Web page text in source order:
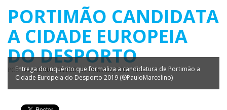
PORTIMÃO CANDIDATA
A CIDADE EUROPEIA
DO DESPORTO
PORPAULO MARCELINOEM25 MAIO, 2017 - 19:51
Entrega do inquérito que formaliza a candidatura de Portimão a
Cidade Europeia do Desporto 2019 (®PauloMarcelino)